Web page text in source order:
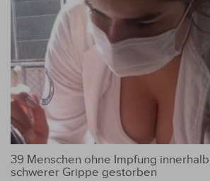
39 Menschen ohne Impfung
schwerer Grippe gestorben